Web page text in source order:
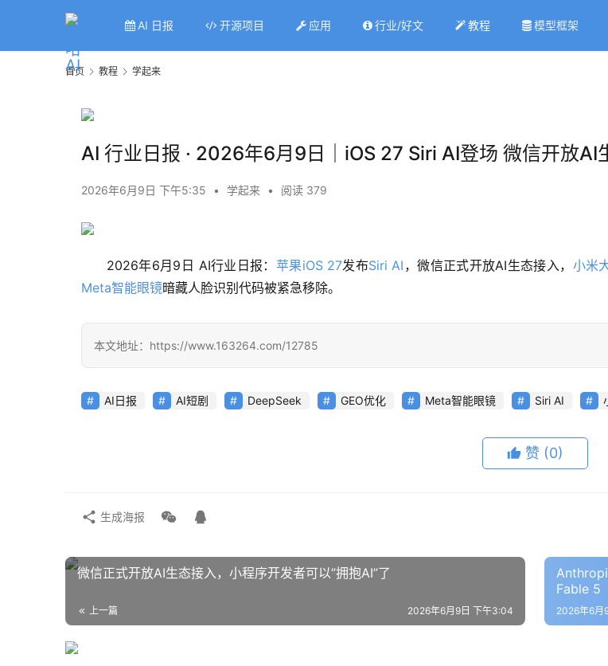
AI 日报 开源项目 应用 行业/好文 教程 模型框架
首页 教程 学起来
AI 行业日报 · 2026年6月9日｜iOS 27 Siri AI登场 微信开放AI
2026年6月9日 下午5:35 • 学起来 • 阅读 379
2026年6月9日 AI行业日报： 苹果iOS 27发布Siri AI ，微信正式开放AI生态接入， 小米
Meta智能眼镜暗藏人脸识别代码被紧急移除。
本文地址：https://www.163264.com/12785
AI日报 AI短剧 DeepSeek GEO优化 Meta智能眼镜 Siri AI
赞 (0)
生成海报
微信正式开放AI生态接入，小程序开发者可以”拥抱AI”了
上一篇 2026年6月9日 下午3:04
Fable 5
2026年6月